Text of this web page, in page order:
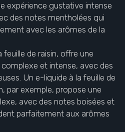
expérience gustative intense
des notes mentholées qui
avec les arômes de la
feuille de raisin, offre une
et intense, avec des
Un e-liquide à la feuille de
par exemple, propose une
avec des notes boisées et
parfaitement aux arômes